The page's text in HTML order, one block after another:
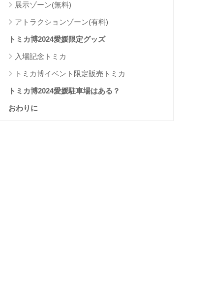
展示ゾーン(無料)
アトラクションゾーン(有料)
トミカ博2024愛媛限定グッズ
入場記念トミカ
トミカ博イベント限定販売トミカ
トミカ博2024愛媛駐車場はある？
おわりに